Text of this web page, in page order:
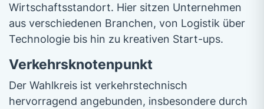
Wirtschaftsstandort. Hier sitzen Unternehmen
aus verschiedenen Branchen, von Logistik über
Technologie bis hin zu kreativen Start-ups.
Verkehrsknotenpunkt
Der Wahlkreis ist verkehrstechnisch
hervorragend angebunden, insbesondere durch